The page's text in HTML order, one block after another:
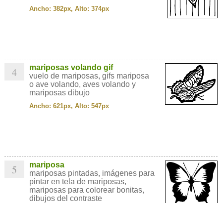
Ancho: 382px, Alto: 374px
4
mariposas volando gif
vuelo de mariposas, gifs mariposa
o ave volando, aves volando y
mariposas dibujo
Ancho: 621px, Alto: 547px
5
mariposa
mariposas pintadas, imágenes para
pintar en tela de mariposas,
mariposas para colorear bonitas,
dibujos del contraste